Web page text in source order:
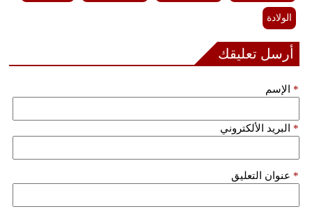
الولادة
أرسل تعليقك
الإسم *
البريد الألكتروني *
عنوان التعليق *